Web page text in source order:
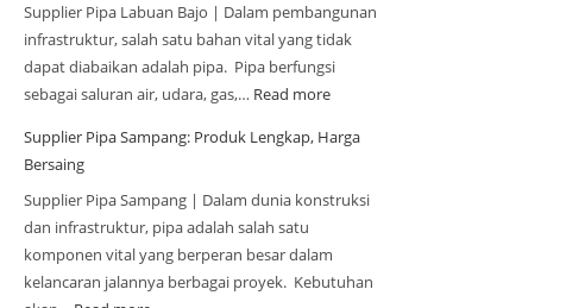
Supplier Pipa Labuan Bajo | Dalam pembangunan
infrastruktur, salah satu bahan vital yang tidak
dapat diabaikan adalah pipa. Pipa berfungsi
sebagai saluran air, udara, gas,… Read more
Supplier Pipa Sampang: Produk Lengkap, Harga
Bersaing
Supplier Pipa Sampang | Dalam dunia konstruksi
dan infrastruktur, pipa adalah salah satu
komponen vital yang berperan besar dalam
kelancaran jalannya berbagai proyek. Kebutuhan